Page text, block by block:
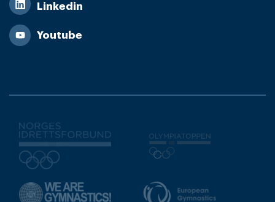
Linkedin
Youtube